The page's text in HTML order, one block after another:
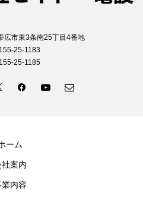
広市東3条南25丁目4番地
25-1183
25-1185
ーム
社案内
業内容